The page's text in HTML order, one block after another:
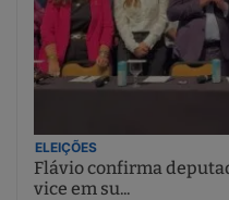
ELEIÇÕES
Flávio confirma
vice em su...